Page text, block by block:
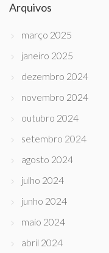
Arquivos
março 2025
janeiro 2025
dezembro 2024
novembro 2024
outubro 2024
setembro 2024
agosto 2024
julho 2024
junho 2024
maio 2024
abril 2024